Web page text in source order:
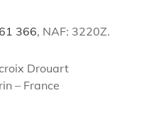
366, NAF: 3220Z.
Drouart
– France